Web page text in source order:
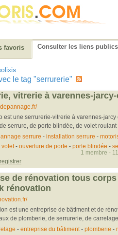
favoris Consulter les liens publics
le tag "serrurerie"
vitrerie à varennes-
est une serrurerie-vitrerie à varennes-jarcy
serrure, de porte blindée, de volet roulant
serrure - installation serrure -
volet- ouverture de porte - porte blindée -
1 membre -
de rénovation tous
rénovation
est une entreprise de bâtiment et de
de plomberie, de serrurerie, de carrelage
- entreprise du bâtiment- plomberie -